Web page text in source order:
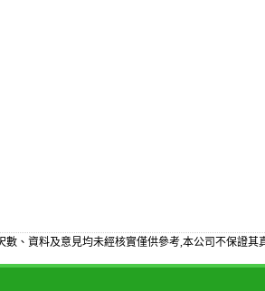
、資料及意見均未經核實僅供參考,本公司不保證